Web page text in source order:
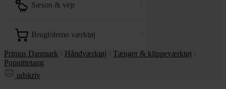
sæson & vejr
brugt/demo værktøj
Primus Danmark Håndværktøj
Tænger & klippeværktøj
Popnittetang
udskriv